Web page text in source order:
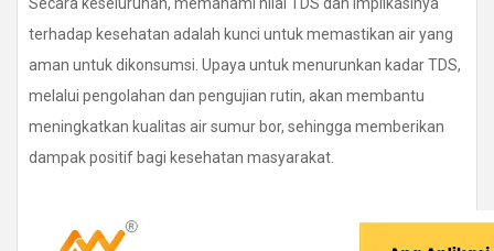
terhadap kesehatan adalah kunci untuk memastikan air yang
aman untuk dikonsumsi. Upaya untuk menurunkan kadar TDS,
melalui pengolahan dan pengujian rutin, akan membantu
meningkatkan kualitas air sumur bor, sehingga memberikan
dampak positif bagi kesehatan masyarakat.